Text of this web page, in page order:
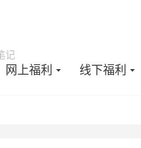
记
网上福利 线下福利